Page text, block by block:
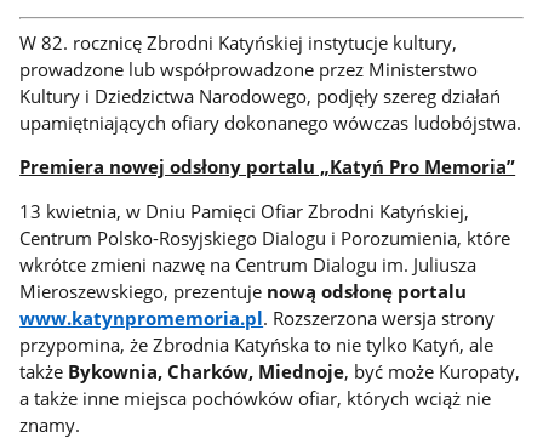
W 82. rocznicę Zbrodni Katyńskiej instytucje kultury,
prowadzone lub współprowadzone przez Ministerstwo
Kultury i Dziedzictwa Narodowego, podjęły szereg działań
upamiętniających ofiary dokonanego wówczas ludobójstwa.
Premiera nowej odsłony portalu „Katyń Pro Memoria”
13 kwietnia, w Dniu Pamięci Ofiar Zbrodni Katyńskiej,
Centrum Polsko-Rosyjskiego Dialogu i Porozumienia, które
wkrótce zmieni nazwę na Centrum Dialogu im. Juliusza
Mieroszewskiego, prezentuje nową odsłonę portalu
www.katynpromemoria.pl. Rozszerzona wersja strony
przypomina, że Zbrodnia Katyńska to nie tylko Katyń, ale
także Bykownia, Charków, Miednoje, być może Kuropaty,
a także inne miejsca pochówków ofiar, których wciąż nie
znamy.